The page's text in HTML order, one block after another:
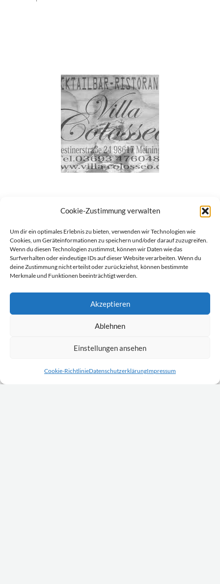
Cookie-Zustimmung verwalten
Um dir ein optimales Erlebnis zu bieten, verwenden wir Technologien wie
Cookies, um Geräteinformationen zu speichern und/oder darauf zuzugreifen.
Wenn du diesen Technologien zustimmst, können wir Daten wie das
Surfverhalten oder eindeutige IDs auf dieser Website verarbeiten. Wenn du
deine Zustimmung nicht erteilst oder zurückziehst, können bestimmte
Merkmale und Funktionen beeinträchtigt werden.
Akzeptieren
Ablehnen
Einstellungen ansehen
Cookie-RichtlinieDatenschutzerklärungImpressum